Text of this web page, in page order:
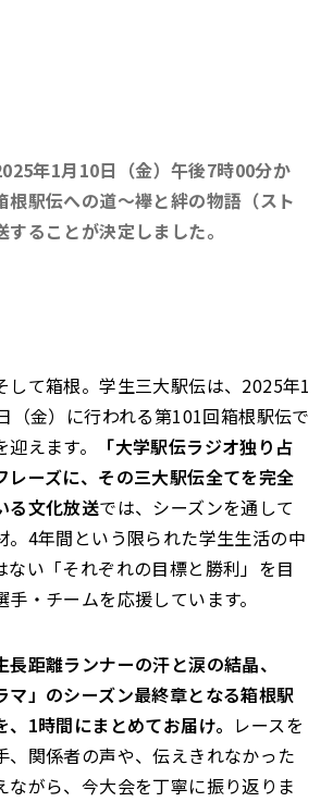
年1月10日（金）午後7時00分か
根駅伝への道～襷と絆の物語（スト
ることが決定しました。
して箱根。学生三大駅伝は、2025年1
（金）に行われる第101回箱根駅伝で
えます。
「大学駅伝ラジオ独り占
レーズに、その三大駅伝全てを完全
る文化放送では、シーズンを通して
。4年間という限られた学生生活の中
ない「それぞれの目標と勝利」を目
・チームを応援しています。
距離ランナーの汗と涙の結晶、
マ」のシーズン最終章となる箱根駅
1時間にまとめてお届け。 レースを
、関係者の声や、伝えきれなかった
ながら、今大会を丁寧に振り返りま